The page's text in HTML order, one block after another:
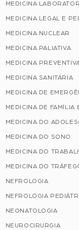
MEDICINA
MEDICINA LEGAL E
MEDICINA NUCLEAR
MEDICINA PALIATIVA
MEDICINA
MEDICINA SANITÁRIA
MEDICINA DE
MEDICINA DE FAMÍLIA
MEDICINA DO
MEDICINA DO SONO
MEDICINA DO
MEDICINA DO
NEFROLOGIA
NEFROLOGIA
NEONATOLOGIA
NEUROCIRURGIA